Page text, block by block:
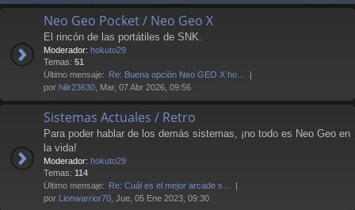
Neo Geo Pocket / Neo Geo X
El rincón de las portátiles de SNK.
Moderador: hokuto29
Temas: 51
Último mensaje: Re: Buena opción Neo GEO X ho…
por hilir23630 , Mar, 07 Abr 2026, 09:56
Sistemas Actuales / Retro
Para poder hablar de los demás sistemas, ¡no todo es Neo Geo en
la vida!
Moderador: hokuto29
Temas: 114
Último mensaje: Re: Cuál es el mejor arcade s…
por Lionwarrior70 , Jue, 05 Ene 2023, 09:30